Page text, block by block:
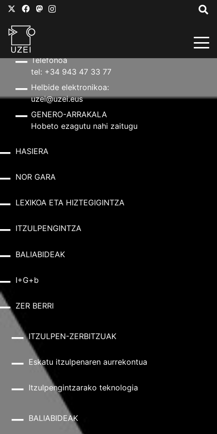
Helbidea
Telefonoa
tel: +34 943 47 33 77
Helbide elektronikoa:
uzei@uzei.eus
GENERO-ARRAKALA
Hobeto ezagutu nahi zaitugu
HASIERA
NOR GARA
LEXIKOA ETA HIZTEGIGINTZA
ITZULPENGINTZA
BALIABIDEAK
I+G+b
ZER BERRI
ITZULPEN-ZERBITZUAK
Eskatu itzulpenaren aurrekontua
Itzulpengintzarako teknologia
BALIABIDEAK